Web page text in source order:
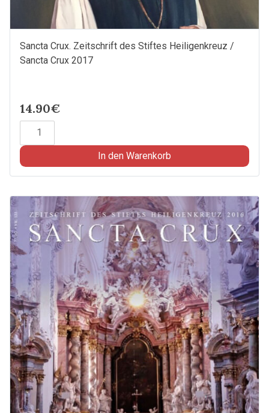
Sancta Crux. Zeitschrift des Stiftes Heiligenkreuz /
Sancta Crux 2017
14.90€
Sancta
des
Heiligenkreuz
Sancta
Crux
2017
Menge
In den Warenkorb